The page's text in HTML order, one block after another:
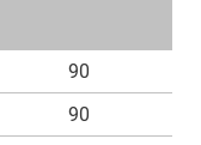
90
90